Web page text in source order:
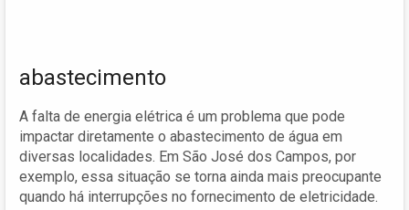
abastecimento
A falta de energia elétrica é um problema que pode
impactar diretamente o abastecimento de água em
diversas localidades. Em São José dos Campos, por
exemplo, essa situação se torna ainda mais preocupante
quando há interrupções no fornecimento de eletricidade.